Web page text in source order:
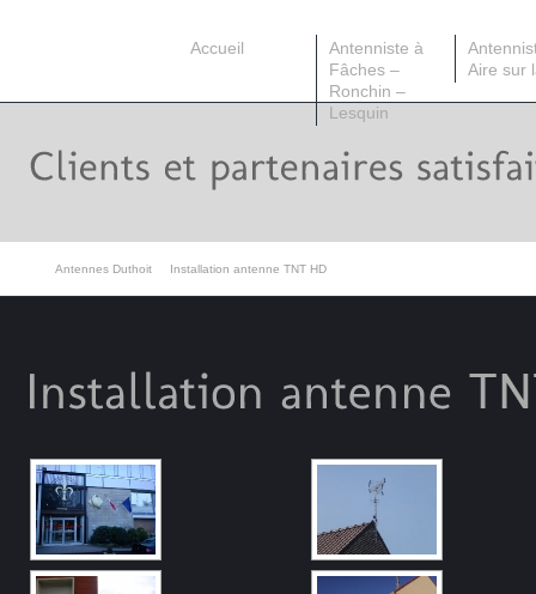
Accueil
Antenniste à
Fâches –
Ronchin –
Lesquin
Aire sur
Antennes Duthoit Installation antenne TNT HD